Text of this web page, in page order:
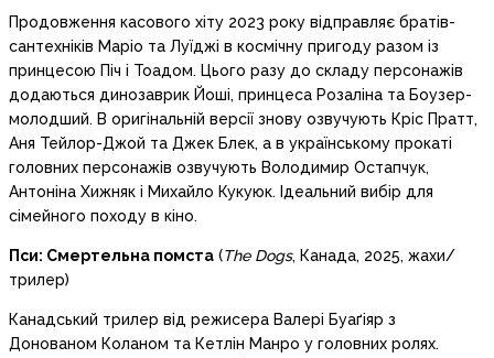
Продовження касового хіту 2023 року відправляє братів-
сантехніків Маріо та Луїджі в космічну пригоду разом із
принцесою Піч і Тоадом. Цього разу до складу персонажів
додаються динозаврик Йоші, принцеса Розаліна та Боузер-
молодший. В оригінальній версії знову озвучують Кріс Пратт,
Аня Тейлор-Джой та Джек Блек, а в українському прокаті
головних персонажів озвучують Володимир Остапчук,
Антоніна Хижняк і Михайло Кукуюк. Ідеальний вибір для
сімейного походу в кіно.
Пси: Смертельна помста (The Dogs, Канада, 2025, жахи/
трилер)
Канадський трилер від режисера Валері Буаґіяр з
Донованом Коланом та Кетлін Манро у головних ролях.